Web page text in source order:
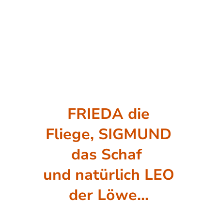
FRIEDA die
Fliege, SIGMUND
das Schaf
und natürlich LEO
der Löwe...